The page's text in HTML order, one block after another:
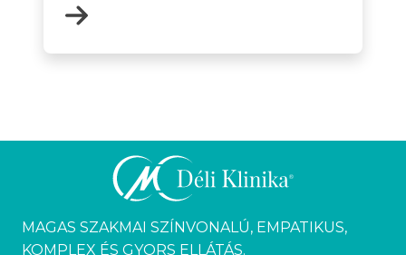
MAGAS SZAKMAI SZÍNVONALÚ, EMPATIKUS,
KOMPLEX ÉS GYORS ELLÁTÁS.